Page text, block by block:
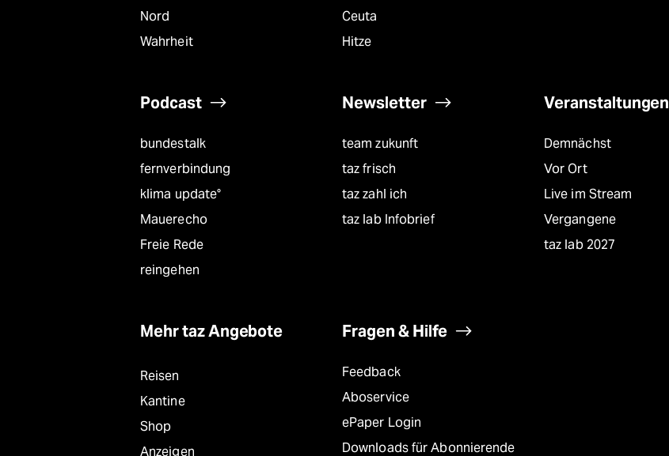
Nord
Wahrheit
Ceuta
Hitze
Podcast
bundestalk
fernverbindung
klima update°
Mauerecho
Freie Rede
reingehen
Newsletter
team zukunft
taz frisch
taz zahl ich
taz lab Infobrief
Veranstaltungen
Demnächst
Vor Ort
Live im Stream
Vergangene
taz lab 2027
Mehr taz Angebote
Reisen
Kantine
Shop
Anzeigen
Fragen & Hilfe
Feedback
Aboservice
ePaper Login
Downloads für Abonnierende